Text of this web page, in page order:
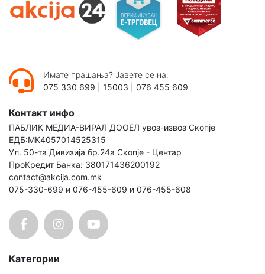
Имате прашања? Јавете се на:
075 330 699
15003 076 455 609
Контакт инфо
ПАБЛИК МЕДИА-ВИРАЛ ДООЕЛ увоз-извоз Скопје
ЕДБ:МК4057014525315
Ул. 50-та Дивизија бр.24а Скопје - Центар
ПроКредит Банка: 380171436200192
contact@akcija.com.mk
075-330-699 и 076-455-609 и 076-455-608
Категории